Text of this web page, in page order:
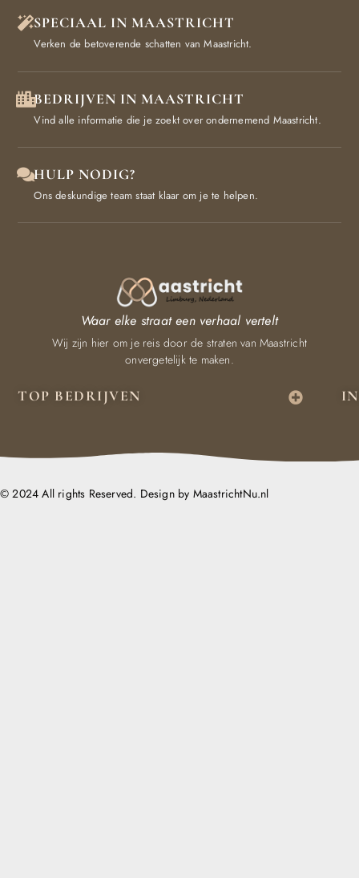
SPECIAAL IN MAASTRICHT
Verken de betoverende schatten van Maastricht.
BEDRIJVEN IN MAASTRICHT
Vind alle informatie die je zoekt over ondernemend Maastricht.
HULP NODIG?
Ons deskundige team staat klaar om je te helpen.
TOP BEDRIJVEN
Waar elke straat een verhaal vertelt
Wij zijn hier om je reis door de straten van Maastricht
onvergetelijk te maken.
© 2024 All rights Reserved. Design by MaastrichtNu.nl